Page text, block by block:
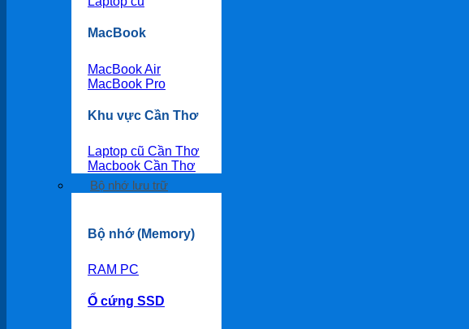
MacBook
MacBook Air
MacBook Pro
Khu vực Cần Thơ
Laptop cũ Cần Thơ
Macbook Cần Thơ
Bộ nhớ lưu trữ
Bộ nhớ (Memory)
RAM PC
Ổ cứng SSD